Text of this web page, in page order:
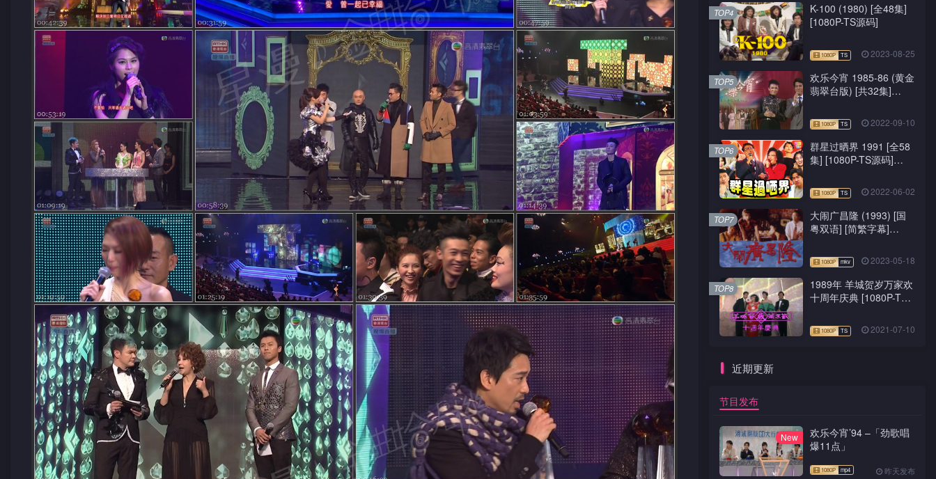
K-100 (1980) [全48集]
[1080P-TS源码]
2023-08-25
TOP4
欢乐今宵 1985-86 (黄金
翡翠台版) [共32集]
2022-09-10
TOP5
群星过晒界 1991 [全58
集] [1080P-TS源码]
2022-06-02
TOP6
大闹广昌隆 (1993) [国
粤双语] [简繁字幕]
2023-05-18
TOP7
1989年 羊城贺岁万家欢
十周年庆典 [1080P-TS
2021-07-10
TOP8
近期更新
节目发布
New
欢乐今宵’94 –「劲歌唱
爆11点」
昨天发布